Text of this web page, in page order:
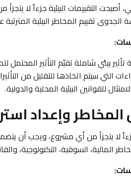
أصبحت التقييمات البيئية جزءاً لا
الجدوى تقييم المخاطر البيئية
تأثير بيئي شاملة تقيّم التأثير المحتمل
التي سيتم اتخاذها للتقليل من
للقوانين البيئية المحلية والدولية.
لا يتجزأ من أي مشروع، ويجب أن
المالية، السوقية، التكنولوجية،